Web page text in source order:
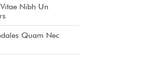
Nibh Un
Quam Nec